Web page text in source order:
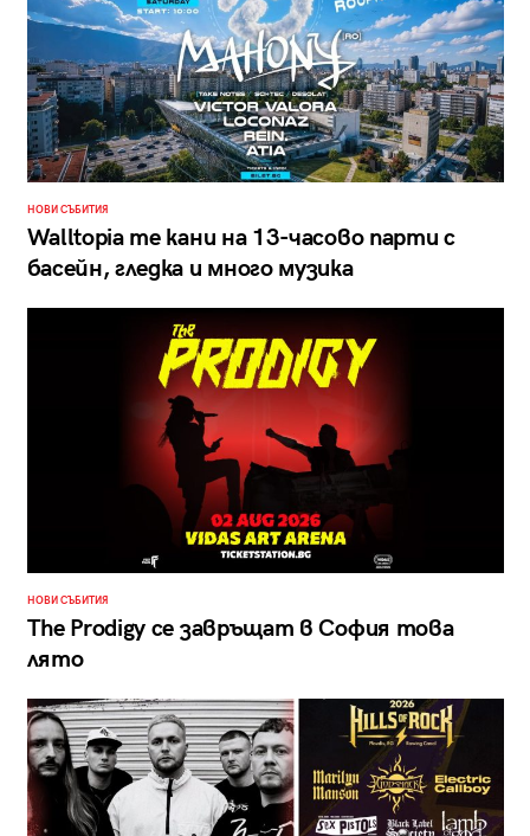
НОВИ СЪБИТИЯ
Walltopia те кани на 13-часово парти с
басейн, гледка и много музика
НОВИ СЪБИТИЯ
The Prodigy се завръщат в София това
лято